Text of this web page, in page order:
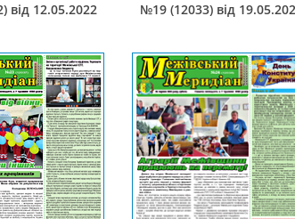
від 12.05.2022 №19 (12033) від